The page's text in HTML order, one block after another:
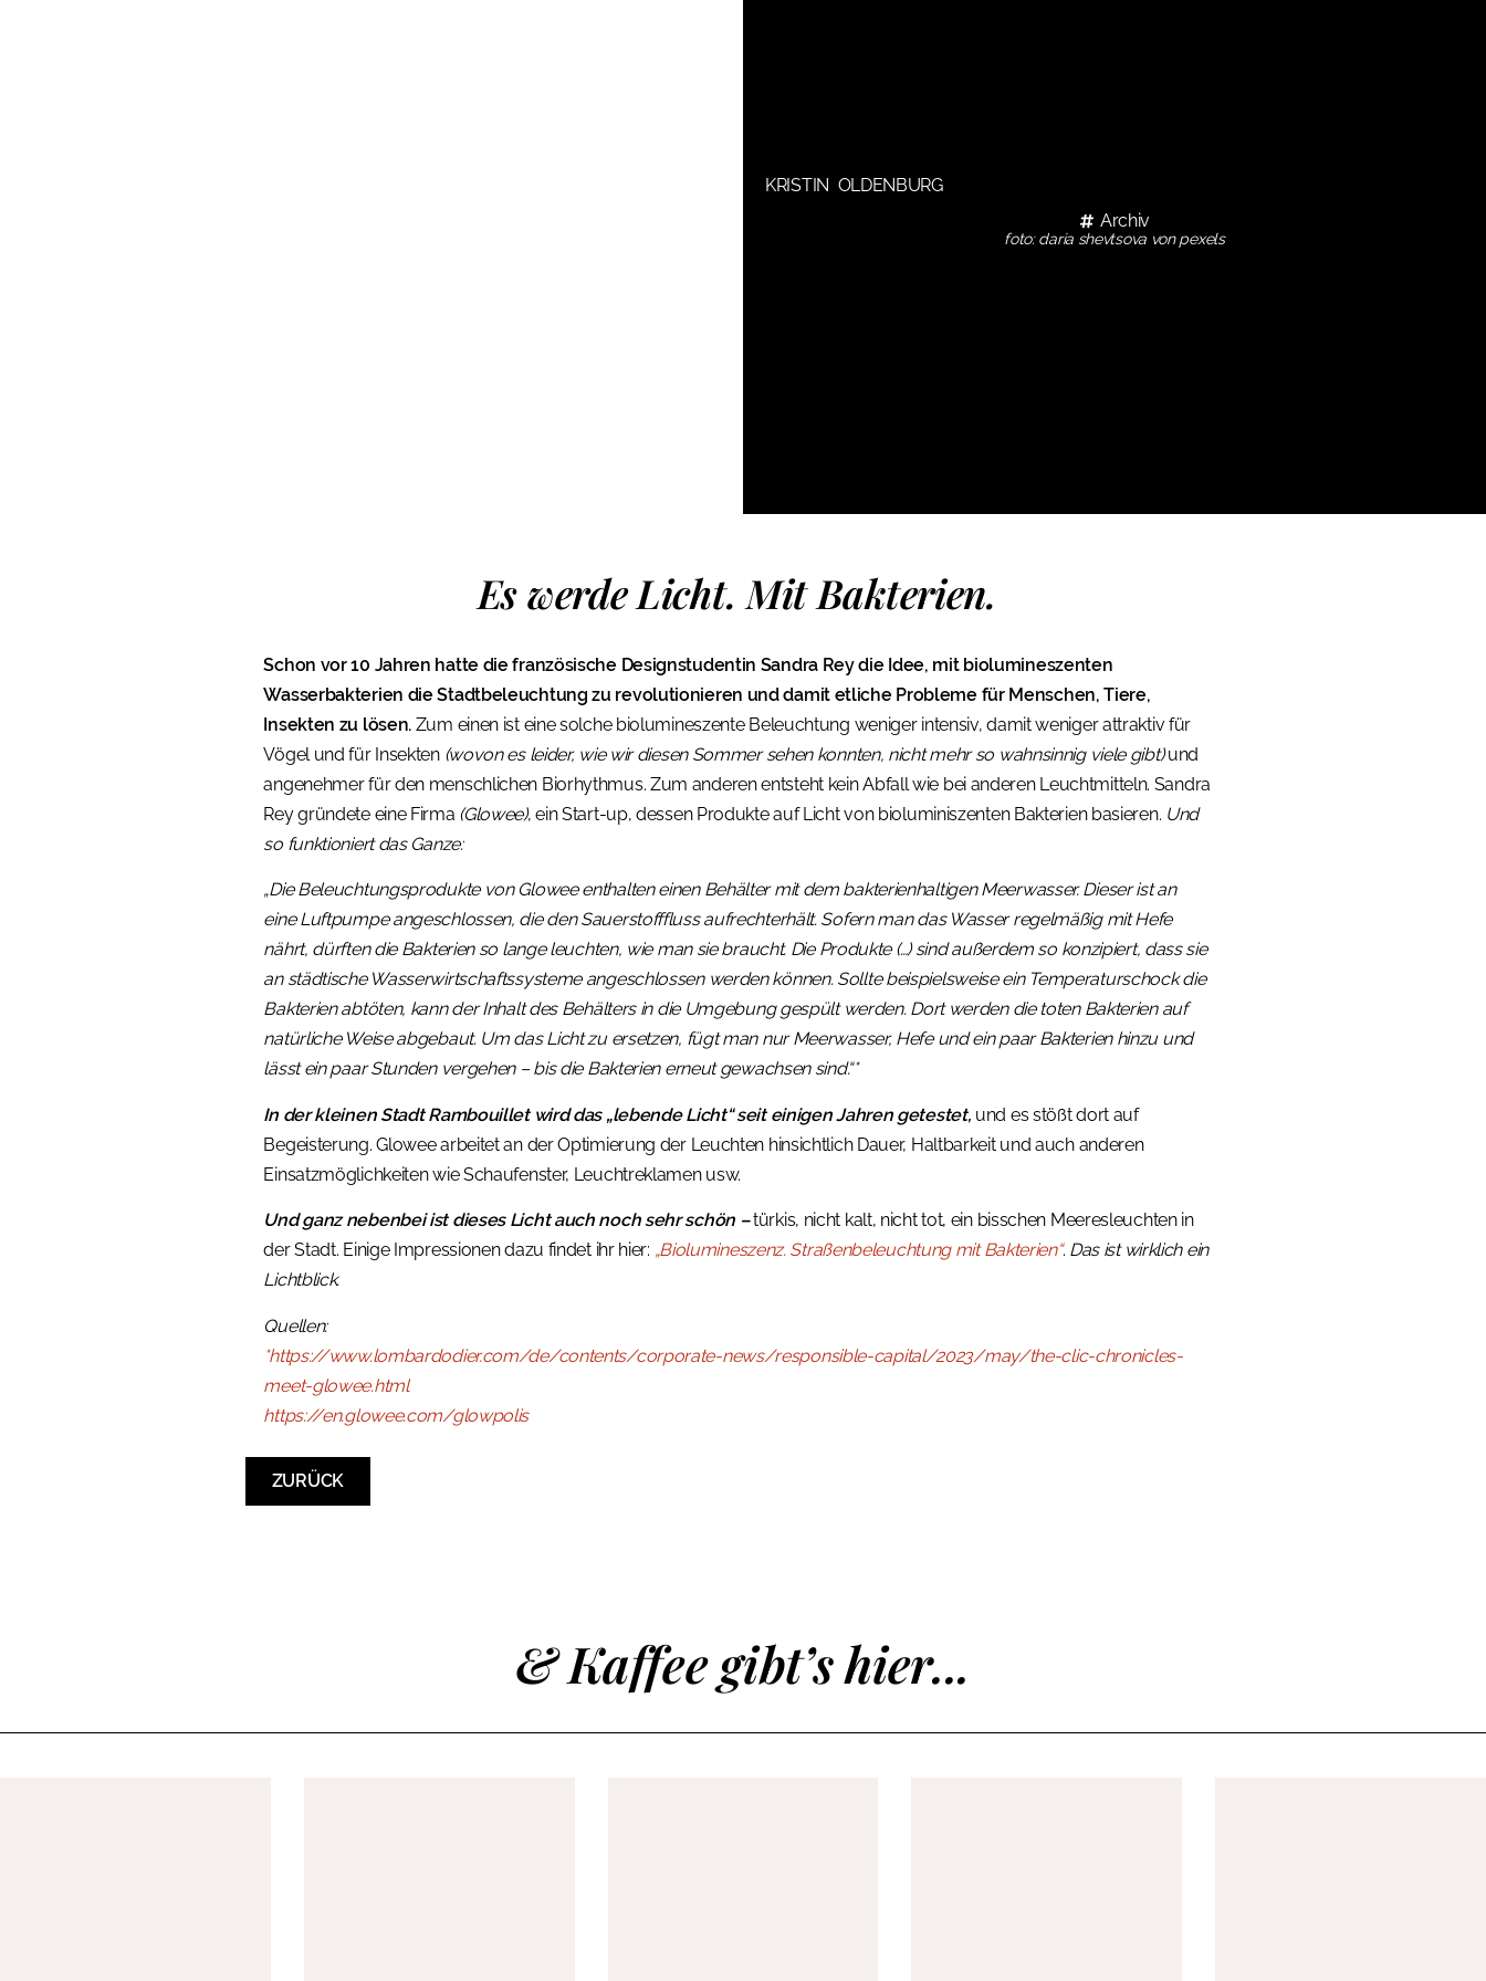
KRISTIN OLDENBURG
Archiv
foto: daria shevtsova von pexels
Es werde Licht. Mit Bakterien.
Schon vor 10 Jahren hatte die französische Designstudentin Sandra Rey die Idee, mit biolumineszenten
Wasserbakterien die Stadtbeleuchtung zu revolutionieren und damit etliche Probleme für Menschen, Tiere,
Insekten zu lösen. Zum einen ist eine solche biolumineszente Beleuchtung weniger intensiv, damit weniger attraktiv für
Vögel und für Insekten (wovon es leider, wie wir diesen Sommer sehen konnten, nicht mehr so wahnsinnig viele gibt)und
angenehmer für den menschlichen Biorhythmus. Zum anderen entsteht kein Abfall wie bei anderen Leuchtmitteln. Sandra
Rey gründete eine Firma (Glowee), ein Start-up, dessen Produkte auf Licht von bioluminiszenten Bakterien basieren. Und
so funktioniert das Ganze:
„Die Beleuchtungsprodukte von Glowee enthalten einen Behälter mit dem bakterienhaltigen Meerwasser. Dieser ist an
eine Luftpumpe angeschlossen, die den Sauerstofffluss aufrechterhält. Sofern man das Wasser regelmäßig mit Hefe
nährt, dürften die Bakterien so lange leuchten, wie man sie braucht. Die Produkte (…) sind außerdem so konzipiert, dass sie
an städtische Wasserwirtschaftssysteme angeschlossen werden können. Sollte beispielsweise ein Temperaturschock die
Bakterien abtöten, kann der Inhalt des Behälters in die Umgebung gespült werden. Dort werden die toten Bakterien auf
natürliche Weise abgebaut. Um das Licht zu ersetzen, fügt man nur Meerwasser, Hefe und ein paar Bakterien hinzu und
lässt ein paar Stunden vergehen – bis die Bakterien erneut gewachsen sind.“*
In der kleinen Stadt Rambouillet wird das „lebende Licht“ seit einigen Jahren getestet, und es stößt dort auf
Begeisterung. Glowee arbeitet an der Optimierung der Leuchten hinsichtlich Dauer, Haltbarkeit und auch anderen
Einsatzmöglichkeiten wie Schaufenster, Leuchtreklamen usw.
Und ganz nebenbei ist dieses Licht auch noch sehr schön –türkis, nicht kalt, nicht tot, ein bisschen Meeresleuchten in
der Stadt. Einige Impressionen dazu findet ihr hier: „Biolumineszenz. Straßenbeleuchtung mit Bakterien“. Das ist wirklich ein
Lichtblick.
Quellen:
*https://www.lombardodier.com/de/contents/corporate-news/responsible-capital/2023/may/the-clic-chronicles-
meet-glowee.html
https://en.glowee.com/glowpolis
ZURÜCK
& Kaffee gibt’s hier...